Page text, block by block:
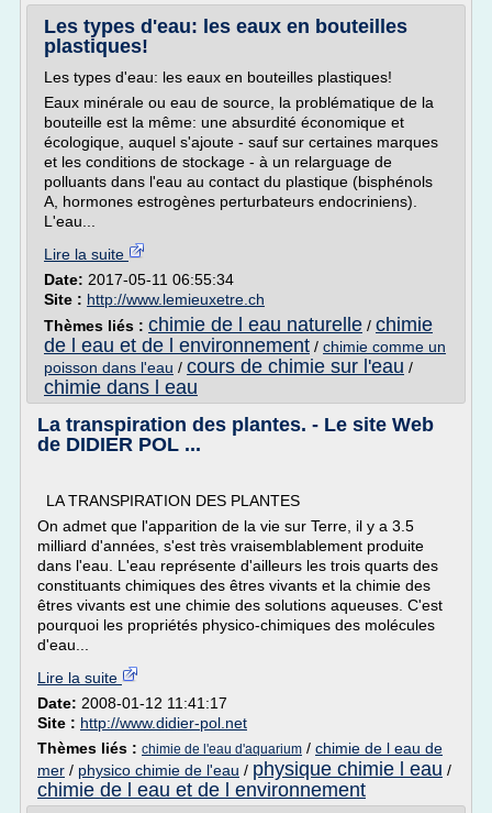
Les types d'eau: les eaux en bouteilles
plastiques!
Les types d'eau: les eaux en bouteilles plastiques!
Eaux minérale ou eau de source, la problématique de la
bouteille est la même: une absurdité économique et
écologique, auquel s'ajoute - sauf sur certaines marques
et les conditions de stockage - à un relarguage de
polluants dans l'eau au contact du plastique (bisphénols
A, hormones estrogènes perturbateurs endocriniens).
L'eau...
Lire la suite
Date: 2017-05-11 06:55:34
Site : http://www.lemieuxetre.ch
Thèmes liés : chimie de l eau naturelle / chimie
de l eau et de l environnement / chimie comme un
poisson dans l'eau / cours de chimie sur l'eau /
chimie dans l eau
La transpiration des plantes. - Le site Web
de DIDIER POL ...
LA TRANSPIRATION DES PLANTES
On admet que l'apparition de la vie sur Terre, il y a 3.5
milliard d'années, s'est très vraisemblablement produite
dans l'eau. L'eau représente d'ailleurs les trois quarts des
constituants chimiques des êtres vivants et la chimie des
êtres vivants est une chimie des solutions aqueuses. C'est
pourquoi les propriétés physico-chimiques des molécules
d'eau...
Lire la suite
Date: 2008-01-12 11:41:17
Site : http://www.didier-pol.net
Thèmes liés : chimie de l'eau d'aquarium / chimie de l eau de
mer / physico chimie de l'eau / physique chimie l eau /
chimie de l eau et de l environnement